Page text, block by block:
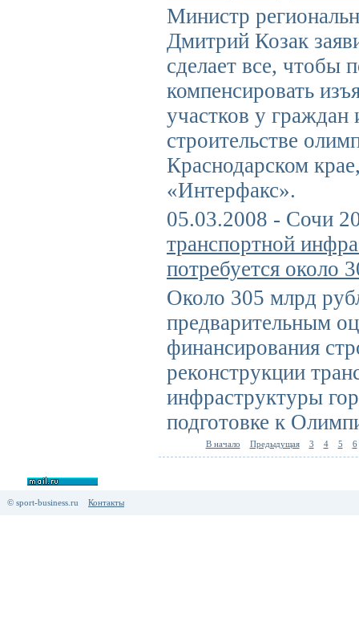
Министр
Дмитрий Козак
сделает все, чтобы
компенсировать
участков у граждан
строительстве
Краснодарском
«Интерфакс».
05.03.2008 - Сочи
транспортной
потребуется около
Около 305 млрд
предварительным
финансирования
реконструкции
инфраструктуры
подготовке к
В начало Предыдущая 3 4 5 6
© sport-business.ru Контакты